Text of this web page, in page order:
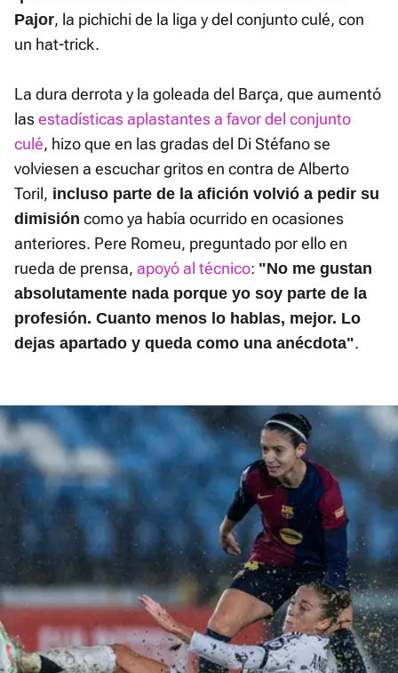
Pajor, la pichichi de la liga y del conjunto culé, con
un hat-trick.
La dura derrota y la goleada del Barça, que aumentó
lasestadísticas aplastantes a favor del conjunto
culé, hizo que en las gradas del Di Stéfano se
volviesen a escuchar gritos en contra de Alberto
Toril, incluso parte de la afición volvió a pedir su
dimisión como ya había ocurrido en ocasiones
anteriores. Pere Romeu, preguntado por ello en
rueda de prensa, apoyó al técnico: "No me gustan
absolutamente nada porque yo soy parte de la
profesión. Cuanto menos lo hablas, mejor. Lo
dejas apartado y queda como una anécdota".